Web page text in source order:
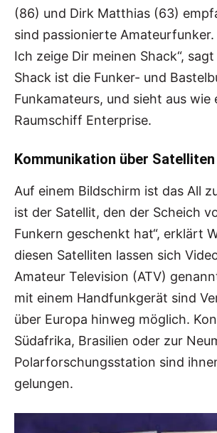
(86) und Dirk Matthias (63)
sind passionierte Amateurfunker.
Ich zeige Dir meinen Shack“, sagt
Shack ist die Funker- und
Funkamateurs, und sieht aus wie
Raumschiff Enterprise.
Kommunikation über Satelliten
Auf einem Bildschirm ist das All
ist der Satellit, den der Scheich
Funkern geschenkt hat“, erklärt
diesen Satelliten lassen sich
Amateur Television (ATV)
mit einem Handfunkgerät sind
über Europa hinweg möglich.
Südafrika, Brasilien oder zur
Polarforschungsstation sind
gelungen.